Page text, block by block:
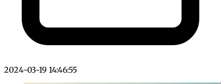
2024-03-19 14:46:55